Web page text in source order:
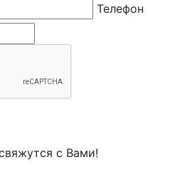
Телефон
с Вами!